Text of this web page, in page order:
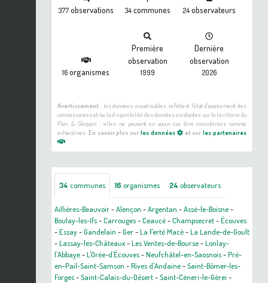
377observations 34communes 24observateurs
16organismes
Première
observation
1999
Dernière
observation
2026
Avertissement :les données visualisables reflètent l'état d'avancement des
connaissances et/ou la disponibilité des données existantes sur le territoire du
Parc & Géoparc : elles ne peuvent en aucun cas être considérées comme
exhaustives. En savoir plus sur les données et surles partenaires
34 communes 16 organismes 24 observateurs
Aillières-Beauvoir-Alençon -Argentan -Assé-le-Boisne-
Boulay-les-Ifs-Carrouges-Ceaucé-Champsecret-Écouves
-Essay-Gandelain -Ger-La Ferté Macé-La Lande-de-Goult
-Lassay-les-Châteaux-Les Ventes-de-Bourse-Lonlay-
l'Abbaye-L'Orée-d'Écouves-Neufchâtel-en-Saosnois-Pré-
en-Pail-Saint-Samson -Rives d'Andaine-Saint-Bômer-les-
Forges-Saint-Calais-du-Désert-Saint-Céneri-le-Gérei -